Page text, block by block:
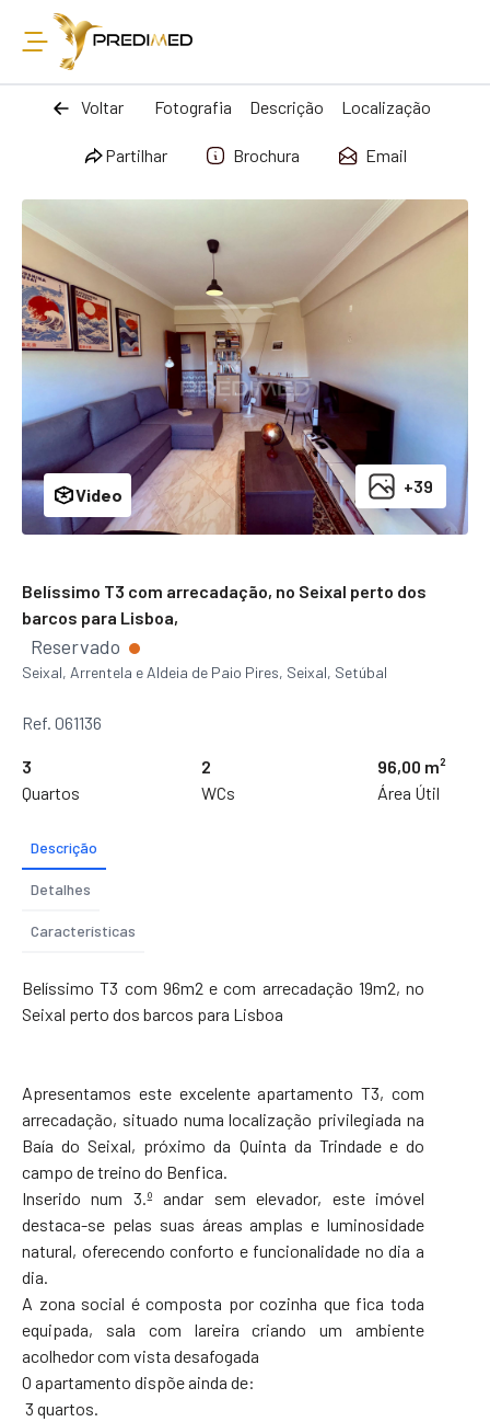
Voltar Fotografia Descrição Localização
Partilhar Brochura Email
+39
Video
Belíssimo T3 com arrecadação, no Seixal perto dos
barcos para Lisboa,
Reservado
Seixal, Arrentela e Aldeia de Paio Pires, Seixal, Setúbal
Ref. 061136
3
Quartos
2
WCs
96,00 m²
Área Útil
Descrição
Detalhes
Características
Belíssimo T3 com 96m2 e com arrecadação 19m2, no
Seixal perto dos barcos para Lisboa
Apresentamos este excelente apartamento T3, com
arrecadação, situado numa localização privilegiada na
Baía do Seixal, próximo da Quinta da Trindade e do
campo de treino do Benfica.
Inserido num 3.º andar sem elevador, este imóvel
destaca-se pelas suas áreas amplas e luminosidade
natural, oferecendo conforto e funcionalidade no dia a
dia.
A zona social é composta por cozinha que fica toda
equipada, sala com lareira criando um ambiente
acolhedor com vista desafogada
O apartamento dispõe ainda de:
3 quartos.